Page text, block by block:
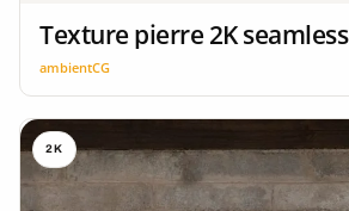
Texture pierre 2K seamless
ambientCG
2K